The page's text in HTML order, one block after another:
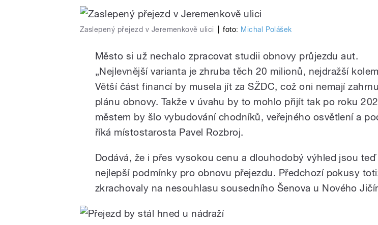
pause
Zaslepený přejezd v Jeremenkově ulici foto: Michal Polášek
Město si už nechalo zpracovat studii obnovy průjezdu aut.
„Nejlevnější varianta je zhruba těch 20 milionů, nejdražší
Větší část financí by musela jít za SŽDC, což oni nemají
plánu obnovy. Takže v úvahu by to mohlo přijít tak po roku
městem by šlo vybudování chodníků, veřejného osvětlení a
říká místostarosta Pavel Rozbroj.
Dodává, že i přes vysokou cenu a dlouhodobý výhled jsou teď
nejlepší podmínky pro obnovu přejezdu. Předchozí pokusy
zkrachovaly na nesouhlasu sousedního Šenova u Nového